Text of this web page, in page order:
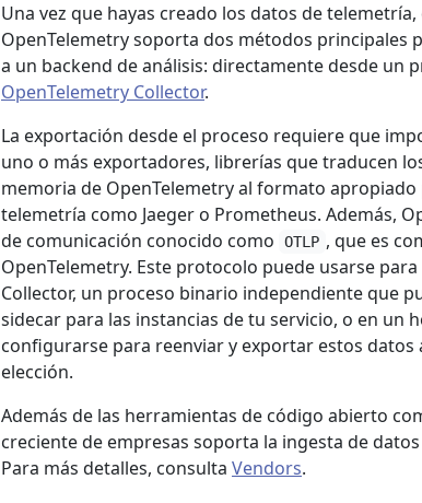
Una vez que hayas creado los datos de
OpenTelemetry soporta dos métodos principales
a un backend de análisis: directamente desde un
OpenTelemetry Collector.
La exportación desde el proceso requiere que
uno o más exportadores, librerías que traducen
memoria de OpenTelemetry al formato
telemetría como Jaeger o Prometheus. Además,
de comunicación conocido como
OTLP , que es
OpenTelemetry. Este protocolo puede usarse
Collector, un proceso binario independiente que
sidecar para las instancias de tu servicio, o en un
configurarse para reenviar y exportar estos datos
elección.
Además de las herramientas de código abierto
creciente de empresas soporta la ingesta de
Para más detalles, consulta Vendors.